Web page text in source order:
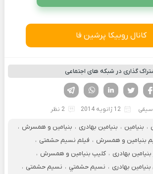
کانال روبیکا پرشین فا
گذاری در شبکه های اجتماعی
لینکدین تویتر
فیسوک
12 ژانویه 2014 2 نظر
، بنیامین ، بنیامین بهادری ، بنیامین و همسرش ،
بنیامین و همسرش ، فیلم نسیم حشمتی ،
بهادری ، كليپ بنيامين و همسرش ،
بهادری ، نسيم حشمتي ، نسیم حشمتی ،